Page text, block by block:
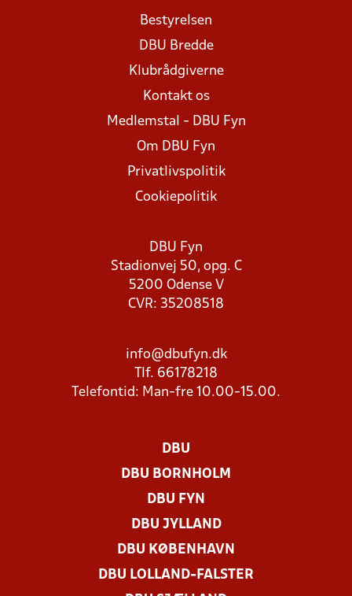
Bestyrelsen
DBU Bredde
Klubrådgiverne
Kontakt os
Medlemstal - DBU Fyn
Om DBU Fyn
Privatlivspolitik
Cookiepolitik
DBU Fyn
Stadionvej 50, opg. C
5200 Odense V
CVR: 35208518
info@dbufyn.dk
Tlf. 66178218
Telefontid: Man-fre 10.00-15.00.
DBU
DBU BORNHOLM
DBU FYN
DBU JYLLAND
DBU KØBENHAVN
DBU LOLLAND-FALSTER